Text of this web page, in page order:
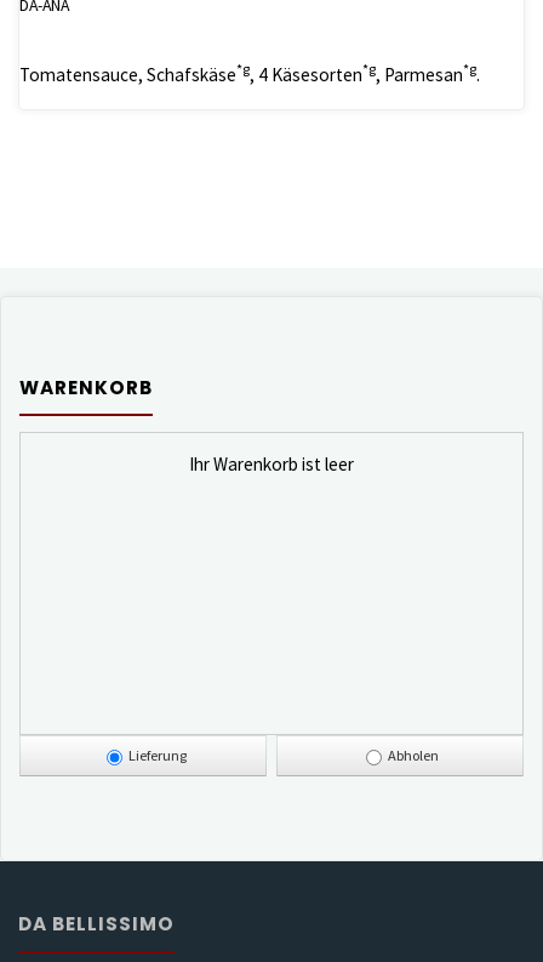
DA-ANA
Tomatensauce, Schafskäse*g, 4 Käsesorten*g, Parmesan*g.
WARENKORB
Ihr Warenkorb ist leer
Lieferung Abholen
DA BELLISSIMO